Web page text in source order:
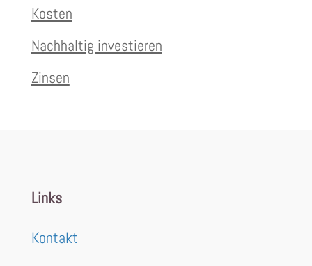
Kosten
Nachhaltig investieren
Zinsen
Links
Kontakt